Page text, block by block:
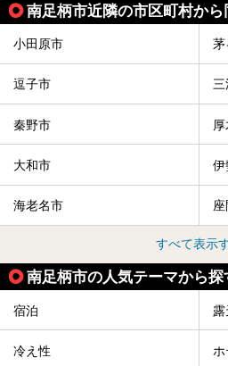
南足柄市近隣の市区町村か
小田原市 茅
逗子市 三
秦野市
大和市 伊
海老名市
すべて表示
南足柄市の人気テーマから探
宿泊 露
冷え性